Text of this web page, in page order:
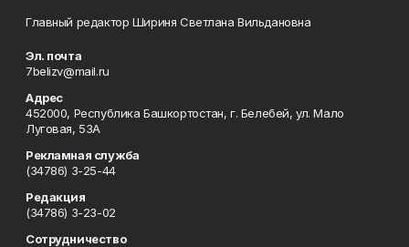
Главный редактор Шириня Светлана Вильдановна
Эл. почта
7belizv@mail.ru
Адрес
452000, Республика Башкортостан, г. Белебей, ул. Мало
Луговая, 53А
Рекламная служба
(34786) 3-25-44
Редакция
(34786) 3-23-02
Сотрудничество